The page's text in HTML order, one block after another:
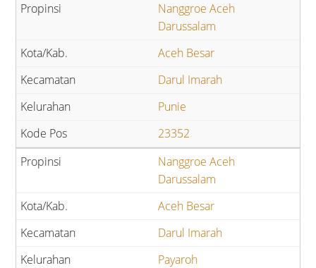
Nanggroe Aceh
Darussalam
Aceh Besar
Darul Imarah
Punie
23352
Nanggroe Aceh
Darussalam
Aceh Besar
Darul Imarah
Payaroh